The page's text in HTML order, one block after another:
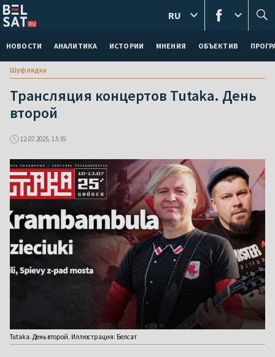
НОВОСТИ АНАЛИТИКА ИСТОРИИ МНЕНИЯ ОБЪЕКТИВ
RU
Шуфлядка
Трансляция концертов Tutaka. День
второй
12.07.2025, 13:35
Tutaka. День второй. Иллюстрация: Белсат